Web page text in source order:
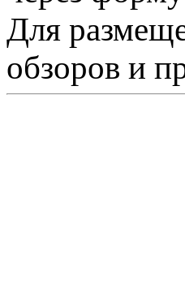
Для
обзоров и